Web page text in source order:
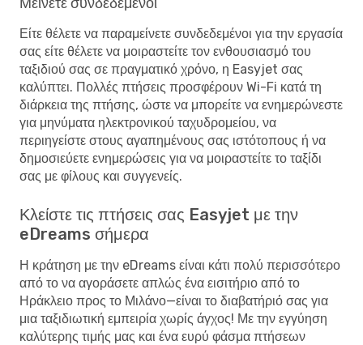
Είτε θέλετε να παραμείνετε συνδεδεμένοι για την εργασία
σας είτε θέλετε να μοιραστείτε τον ενθουσιασμό του
ταξιδιού σας σε πραγματικό χρόνο, η Easyjet σας
καλύπτει. Πολλές πτήσεις προσφέρουν Wi-Fi κατά τη
διάρκεια της πτήσης, ώστε να μπορείτε να ενημερώνεστε
για μηνύματα ηλεκτρονικού ταχυδρομείου, να
περιηγείστε στους αγαπημένους σας ιστότοπους ή να
δημοσιεύετε ενημερώσεις για να μοιραστείτε το ταξίδι
σας με φίλους και συγγενείς.
Κλείστε τις πτήσεις σας Easyjet με την
eDreams σήμερα
Η κράτηση με την eDreams είναι κάτι πολύ περισσότερο
από το να αγοράσετε απλώς ένα εισιτήριο από το
Ηράκλειο προς το Μιλάνο—είναι το διαβατήριό σας για
μια ταξιδιωτική εμπειρία χωρίς άγχος! Με την εγγύηση
καλύτερης τιμής μας και ένα ευρύ φάσμα πτήσεων